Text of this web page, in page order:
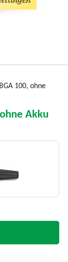
100, ohne
Akku